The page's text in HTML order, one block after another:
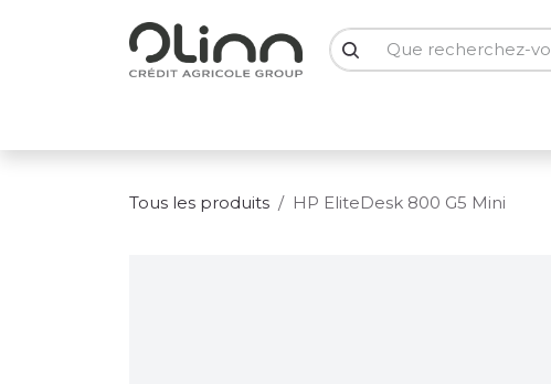
Tous les produits HP EliteDesk 800 G5 Mini